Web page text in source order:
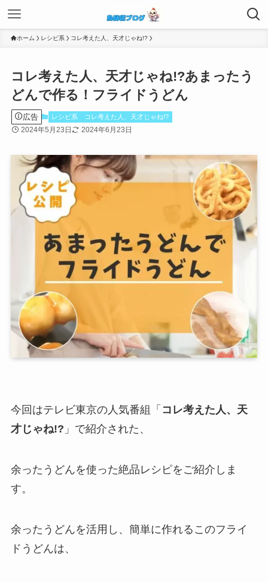
ホーム レシピ系 コレ考えた人、天才じゃね!?
コレ考えた人、天才じゃね!?あまったう
どんで作る！フライドうどん
広告 レシピ系 コレ考えた人、天才じゃね!?
2024年5月23日 2024年6月23日
今回はテレビ東京の人気番組「 コレ考えた人、天
才じゃね!? 」で紹介された、
余ったうどんを使った絶品レシピをご紹介しま
す。
余ったうどんを活用し、簡単に作れるこのフライ
ドうどんは、